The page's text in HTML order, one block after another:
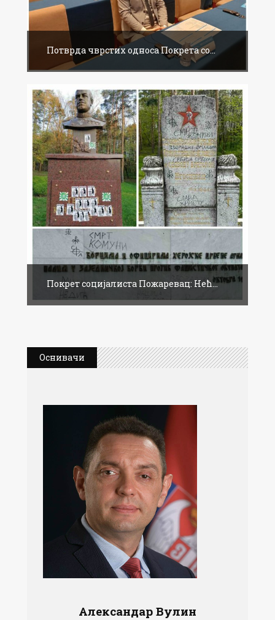
Потврда чврстих односа Покрета со...
Покрет социјалиста Пожаревац: Нећ...
Оснивачи
Александар Вулин